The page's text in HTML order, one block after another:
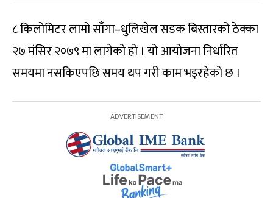
८ किलोमिटर लामो साँगा–धुलिखेल सडक बिस्तारको ठेक्का
२७ मंसिर २०७९ मा लागेको हो । यो आयोजना निर्धारित
समयमा नसकिएपछि समय थप गरी काम भइरहेको छ ।